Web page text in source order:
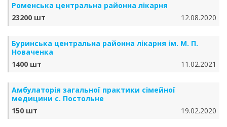
Роменська центральна районна лікарня
23200 шт
12.08.2020
Буринська центральна районна лікарня ім. М. П.
Новаченка
1400 шт
11.02.2021
Амбулаторія загальної практики сімейної
медицини с. Постольне
150 шт
19.02.2020